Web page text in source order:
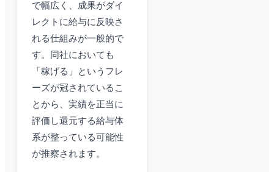
で幅広く、成果がダイ
レクトに給与に反映さ
れる仕組みが一般的で
す。同社においても
「稼げる」というフレ
ーズが冠されているこ
とから、実績を正当に
評価し還元する給与体
系が整っている可能性
が推察されます。